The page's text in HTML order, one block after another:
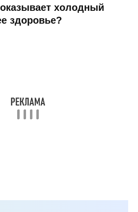
холодный
здоровье?